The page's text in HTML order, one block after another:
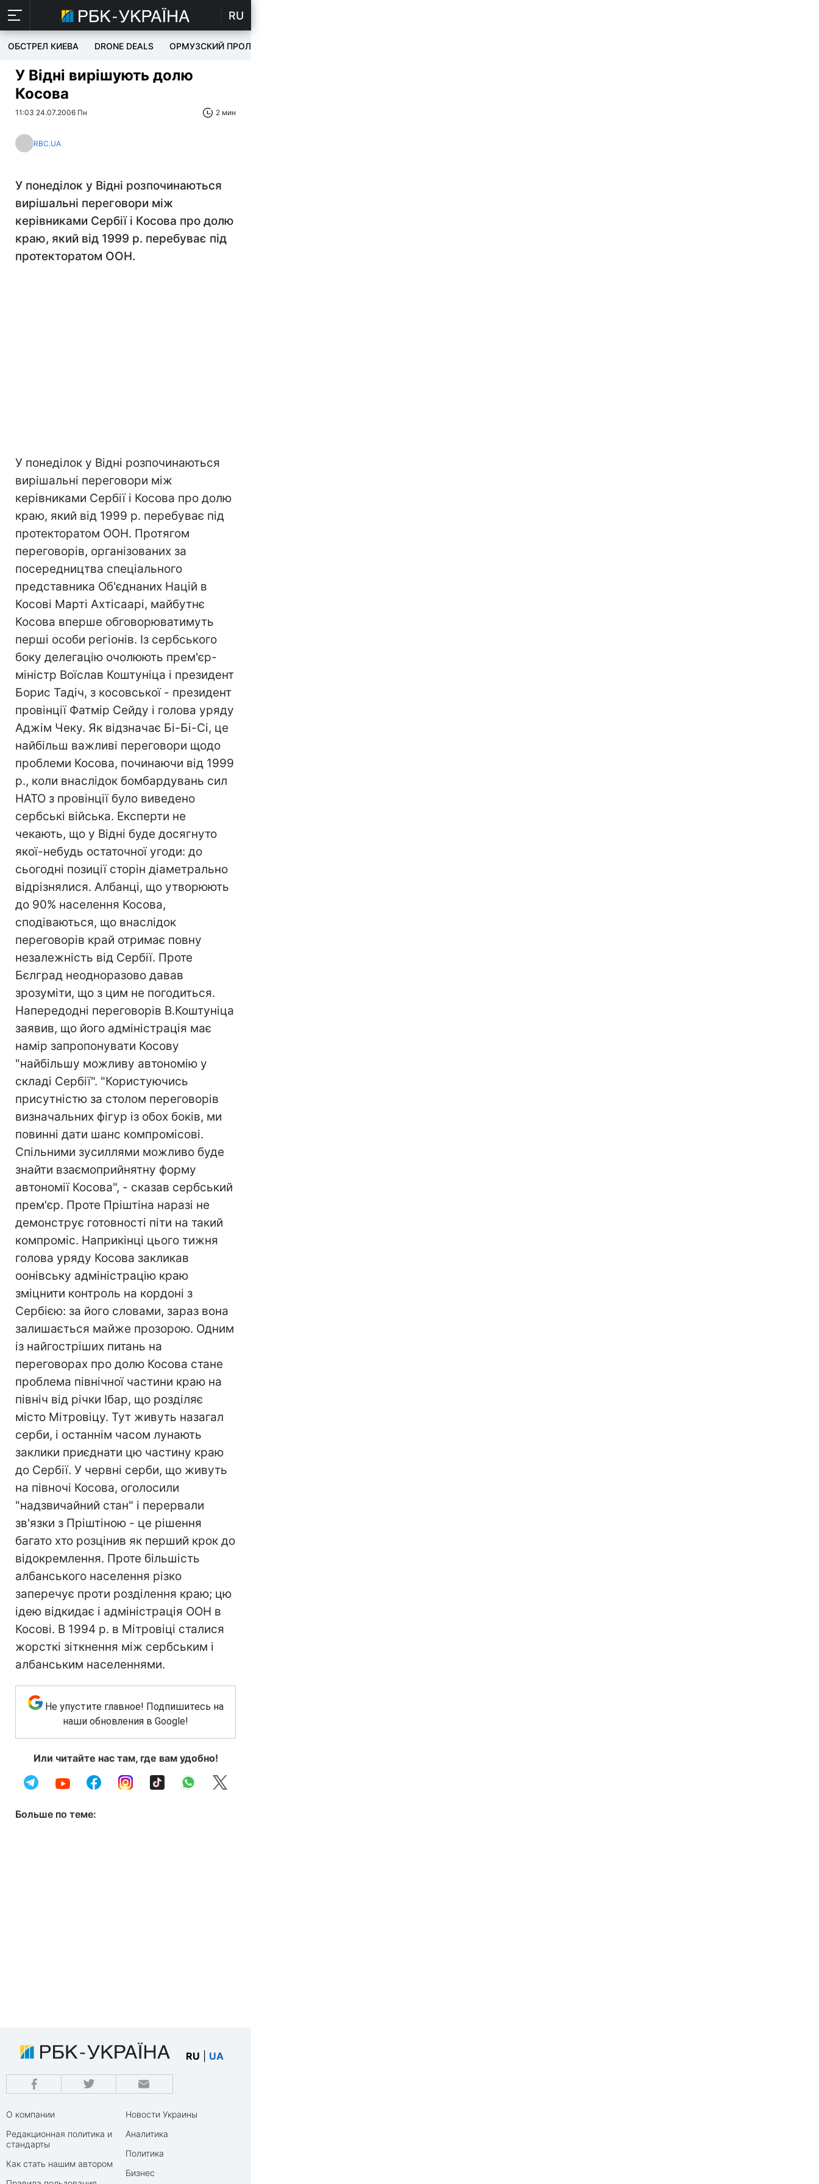
RU
ОБСТРЕЛ КИЕВА DRONE DEALS ОРМУЗСКИЙ ПРОЛИВ
У Відні вирішують долю
Косова
11:03 24.07.2006 Пн 2 мин
RBC.UA
У понеділок у Відні розпочинаються
вирішальні переговори між
керівниками Сербії і Косова про долю
краю, який від 1999 р. перебуває під
протекторатом ООН.
У понеділок у Відні розпочинаються
вирішальні переговори між
керівниками Сербії і Косова про долю
краю, який від 1999 р. перебуває під
протекторатом ООН. Протягом
переговорів, організованих за
посередництва спеціального
представника Об'єднаних Націй в
Косові Марті Ахтісаарі, майбутнє
Косова вперше обговорюватимуть
перші особи регіонів. Із сербського
боку делегацію очолюють прем'єр-
міністр Воїслав Коштуніца і президент
Борис Тадіч, з косовської - президент
провінції Фатмір Сейду і голова уряду
Аджім Чеку. Як відзначає Бі-Бі-Сі, це
найбільш важливі переговори щодо
проблеми Косова, починаючи від 1999
р., коли внаслідок бомбардувань сил
НАТО з провінції було виведено
сербські війська. Експерти не
чекають, що у Відні буде досягнуто
якої-небудь остаточної угоди: до
сьогодні позиції сторін діаметрально
відрізнялися. Албанці, що утворюють
до 90% населення Косова,
сподіваються, що внаслідок
переговорів край отримає повну
незалежність від Сербії. Проте
Бєлград неодноразово давав
зрозуміти, що з цим не погодиться.
Напередодні переговорів В.Коштуніца
заявив, що його адміністрація має
намір запропонувати Косову
"найбільшу можливу автономію у
складі Сербії". "Користуючись
присутністю за столом переговорів
визначальних фігур із обох боків, ми
повинні дати шанс компромісові.
Спільними зусиллями можливо буде
знайти взаємоприйнятну форму
автономії Косова", - сказав сербський
прем'єр. Проте Пріштіна наразі не
демонструє готовності піти на такий
компроміс. Наприкінці цього тижня
голова уряду Косова закликав
оонівську адміністрацію краю
зміцнити контроль на кордоні з
Сербією: за його словами, зараз вона
залишається майже прозорою. Одним
із найгостріших питань на
переговорах про долю Косова стане
проблема північної частини краю на
північ від річки Ібар, що розділяє
місто Мітровіцу. Тут живуть назагал
серби, і останнім часом лунають
заклики приєднати цю частину краю
до Сербії. У червні серби, що живуть
на півночі Косова, оголосили
"надзвичайний стан" і перервали
зв'язки з Пріштіною - це рішення
багато хто розцінив як перший крок до
відокремлення. Проте більшість
албанського населення різко
заперечує проти розділення краю; цю
ідею відкидає і адміністрація ООН в
Косові. В 1994 р. в Мітровіці сталися
жорсткі зіткнення між сербським і
албанським населеннями.
Не упустите главное! Подпишитесь на
наши обновления в Google!
Или читайте нас там, где вам удобно!
Больше по теме:
RU UA
О компании
Редакционная политика и
стандарты
Как стать нашим автором
Новости Украины
Аналитика
Политика
Бизнес